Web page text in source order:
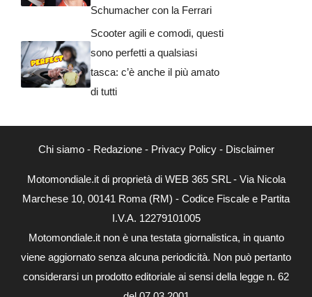
Schumacher con la Ferrari
Scooter agili e comodi, questi
sono perfetti a qualsiasi
tasca: c’è anche il più amato
di tutti
Chi siamo- Redazione- Privacy Policy- Disclaimer
Motomondiale.it di proprietà di WEB 365 SRL - Via Nicola
Marchese 10, 00141 Roma (RM) - Codice Fiscale e Partita
I.V.A. 12279101005
Motomondiale.it non è una testata giornalistica, in quanto
viene aggiornato senza alcuna periodicità. Non può pertanto
considerarsi un prodotto editoriale ai sensi della legge n. 62